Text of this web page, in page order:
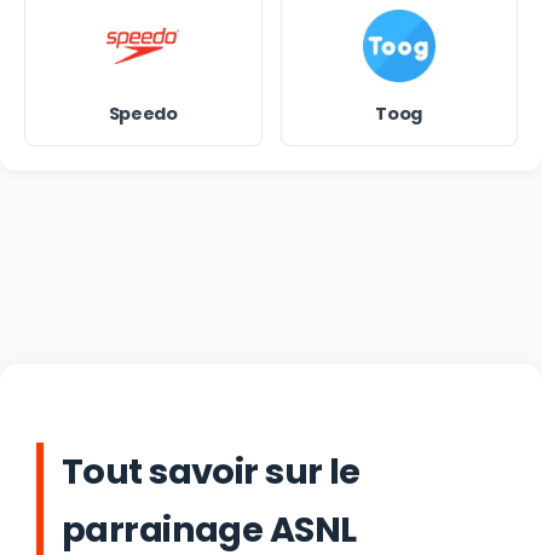
Speedo Toog
Tout savoir sur le
parrainage ASNL